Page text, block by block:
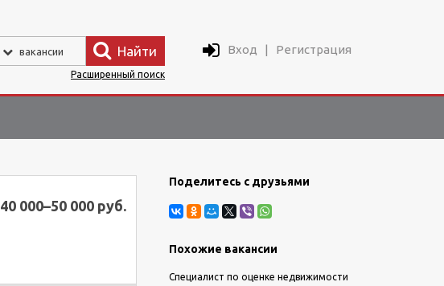
вакансии Найти Вход | Регистрация
Расширенный поиск
40 000–50 000 руб.
Поделитесь с друзьями
Похожие вакансии
Специалист по оценке недвижимости